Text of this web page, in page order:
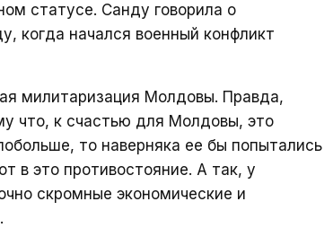
статусе. Санду говорила о
когда начался военный конфликт
милитаризация Молдовы. Правда,
что, к счастью для Молдовы, это
то наверняка ее бы попытались
в это противостояние. А так, у
скромные экономические и